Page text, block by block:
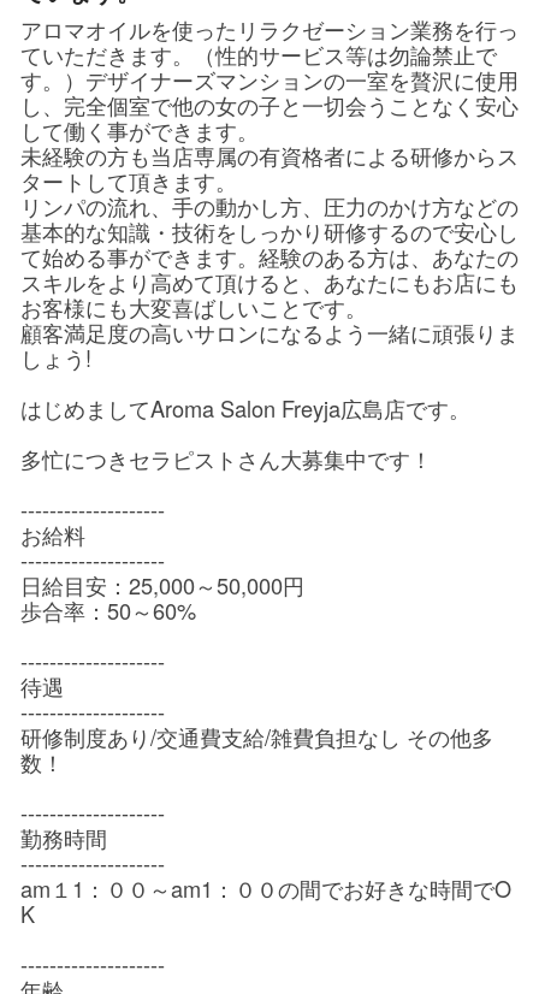
アロマオイルを使ったリラクゼーション業務を行っ
ていただきます。（性的サービス等は勿論禁止で
す。）デザイナーズマンションの一室を贅沢に使用
し、完全個室で他の女の子と一切会うことなく安心
して働く事ができます。
未経験の方も当店専属の有資格者による研修からス
タートして頂きます。
リンパの流れ、手の動かし方、圧力のかけ方などの
基本的な知識・技術をしっかり研修するので安心し
て始める事ができます。経験のある方は、あなたの
スキルをより高めて頂けると、あなたにもお店にも
お客様にも大変喜ばしいことです。
顧客満足度の高いサロンになるよう一緒に頑張りま
しょう!
はじめましてAroma Salon Freyja広島店です。
多忙につきセラピストさん大募集中です！
--------------------
お給料
--------------------
日給目安：25,000～50,000円
歩合率：50～60%
--------------------
待遇
--------------------
研修制度あり/交通費支給/雑費負担なし その他多
数！
--------------------
勤務時間
--------------------
am１1：００～am1：００の間でお好きな時間でO
K
--------------------